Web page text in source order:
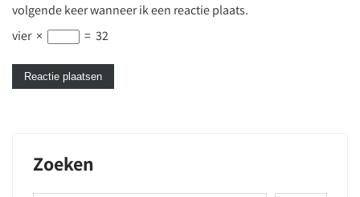
volgende keer wanneer ik een reactie plaats.
vier × = 32
Zoeken